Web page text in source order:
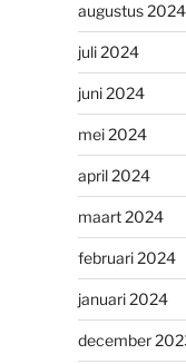
augustus 2024
juli 2024
juni 2024
mei 2024
april 2024
maart 2024
februari 2024
januari 2024
december